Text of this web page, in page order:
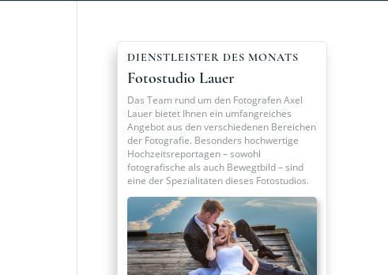
DIENSTLEISTER DES MONATS
Fotostudio Lauer
Das Team rund um den Fotografen Axel
Lauer bietet Ihnen ein umfangreiches
Angebot aus den verschiedenen Bereichen
der Fotografie. Besonders hochwertige
Hochzeitsreportagen – sowohl
fotografische als auch Bewegtbild – sind
eine der Spezialitäten dieses Fotostudios.